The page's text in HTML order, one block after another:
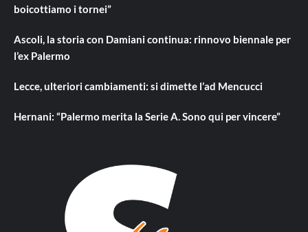
boicottiamo i tornei”
Ascoli, la storia con Damiani continua: rinnovo biennale per
l’ex Palermo
Lecce, ulteriori cambiamenti: si dimette l’ad Mencucci
Hernani: “Palermo merita la Serie A. Sono qui per vincere”